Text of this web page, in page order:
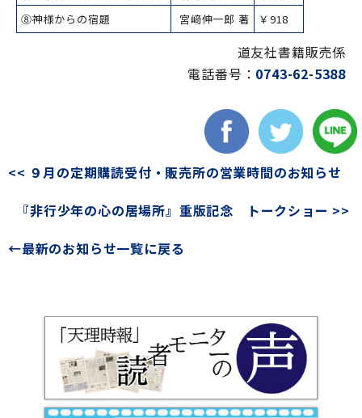
⑧神様からの宿題
宮﨑伸一郎 著 ￥918
道友社書籍販売係
電話番号： 0743-62-5388
<< ９月の定期購読受付・販売所の営業時間のお知らせ
『非行少年の心の居場所』重版記念 トークショー >>
←最新のお知らせ一覧に戻る